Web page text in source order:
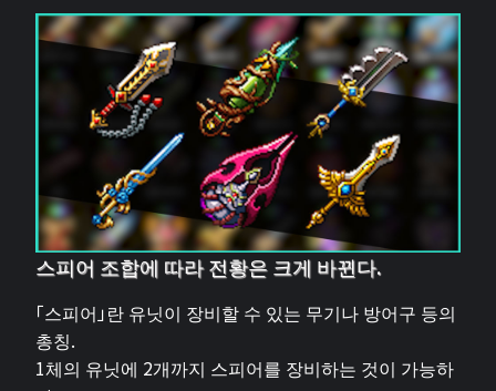
스피어 조합에 따라 전황은 크게 바뀐다.
「스피어」란 유닛이 장비할 수 있는 무기나 방어구 등의
총칭.
1체의 유닛에 2개까지 스피어를 장비하는 것이 가능하